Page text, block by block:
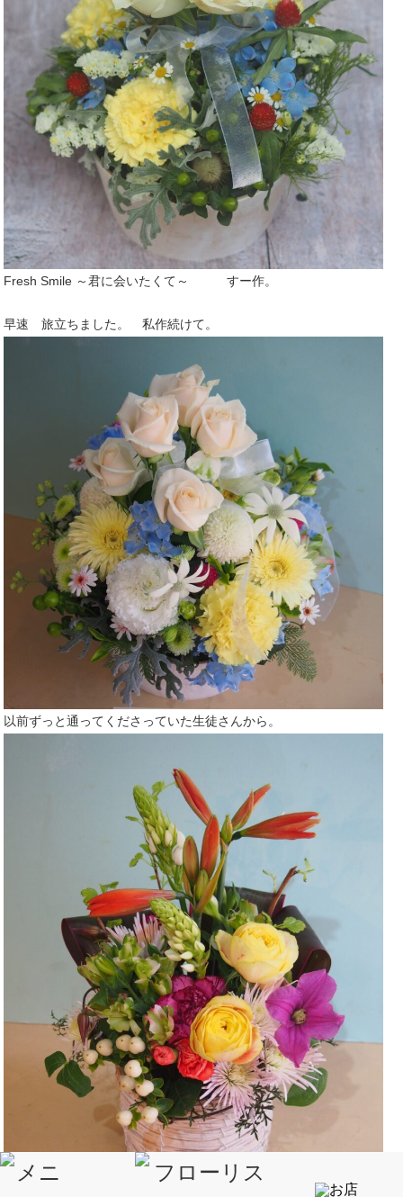
Fresh Smile ～ 君に会いたく て ～ すー作。
早速 旅立ちました。 私作続けて。
以前ずっと通ってくださっていた生徒さんから。